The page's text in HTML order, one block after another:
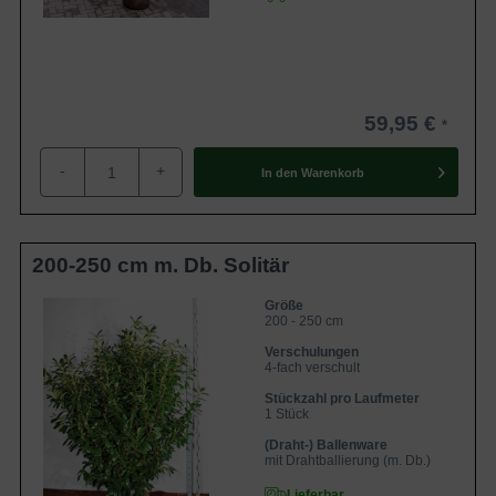
ganzjährig verpflanzen. Wir empfehlen Ihnen jedoch die
Pflanzzeit im Frühjahr (Februar bis April) oder Herbst
(September bis November) zu wählen. Im Frühjahr sollten
Sie aufgrund der vorhergegangenen Trockenheitsperiode
Pflanzzeit im Herbst eignet sich besonders gut, da die Erde
und sich somit optimal auf das Wurzelwachstum und die
Entwicklung der Pflanze auswirkt.
Rückschnitt
Der Prunus laurocerasus ‘Novita’ hat einen Jahreszuwachs
von bis zu 40 cm und sollte aufgrund dessen regelmäßig
beschnitten werden. Empfehlenswert ist ein zweimaliger
59,95 €
- + In den Warenkorb
200-250 cm m. Db. Solitär
Größe
200 - 250 cm
Verschulungen
4-fach verschult
Stückzahl pro Laufmeter
1 Stück
(Draht-) Ballenware
mit Drahtballierung (m. Db.)